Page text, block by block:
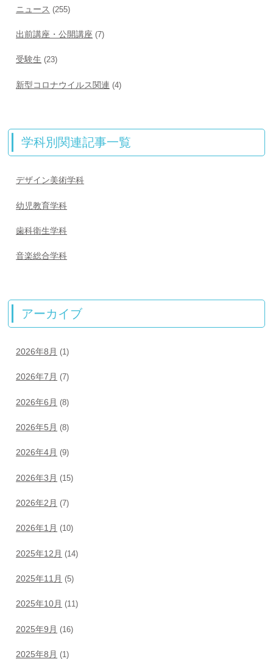
ニュース (255)
出前講座・公開講座 (7)
受験生 (23)
新型コロナウイルス関連 (4)
学科別関連記事一覧
デザイン美術学科
幼児教育学科
歯科衛生学科
音楽総合学科
アーカイブ
2026年8月 (1)
2026年7月 (7)
2026年6月 (8)
2026年5月 (8)
2026年4月 (9)
2026年3月 (15)
2026年2月 (7)
2026年1月 (10)
2025年12月 (14)
2025年11月 (5)
2025年10月 (11)
2025年9月 (16)
2025年8月 (1)